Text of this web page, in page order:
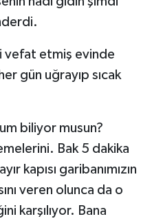
vefat etmiş evinde
gün uğrayıp sıcak
biliyor musun?
Bak 5 dakika
kapısı garibanımızın
veren olunca da o
karşılıyor. Bana